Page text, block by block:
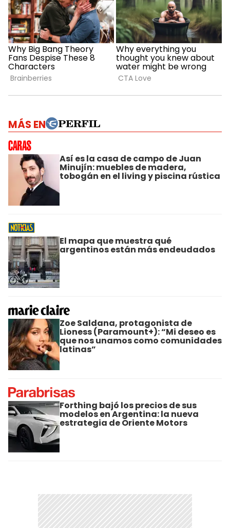
MÁS EN
Así es la casa de campo de Juan
Minujín: muebles de madera,
tobogán en el living y piscina rústica
El mapa que muestra qué
argentinos están más endeudados
Zoe Saldana, protagonista de
Lioness (Paramount+): “Mi deseo es
que nos unamos como comunidades
latinas”
Forthing bajó los precios de sus
modelos en Argentina: la nueva
estrategia de Oriente Motors